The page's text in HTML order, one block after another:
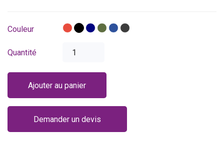
Couleur Rouge
NoirBleuVertBleuGris
Quantité
Ajouter au panier
Demander un devis